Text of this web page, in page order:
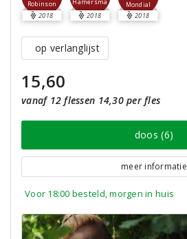
Robinson
2018
Hamersma
2018
Mondial
2018
op verlanglijst
15,60
vanaf 12 flessen 14,30 per fles
doos (6)
meer informatie
Voor 18:00 besteld, morgen in huis